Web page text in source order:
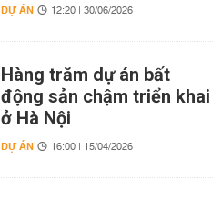
DỰ ÁN 12:20 | 30/06/2026
Hàng trăm dự án bất
động sản chậm triển khai
ở Hà Nội
DỰ ÁN 16:00 | 15/04/2026